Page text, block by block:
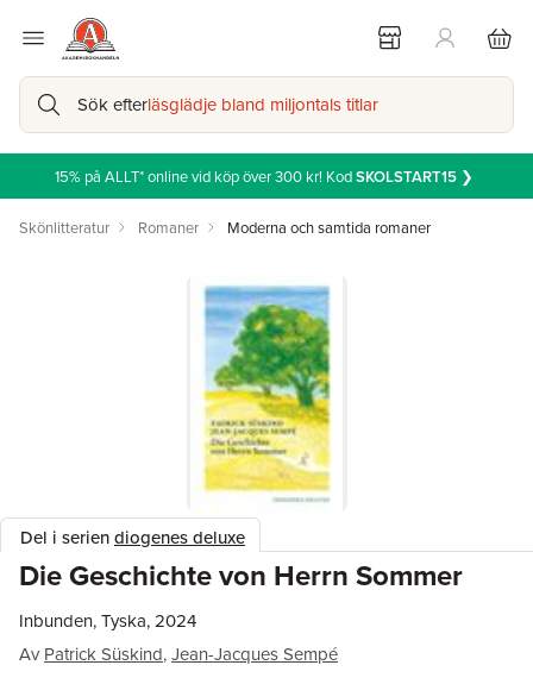
Sök efterläsglädje bland miljontals titlar
15% på ALLT* online vid köp över 300 kr! KodSKOLSTART15 ❯
Skönlitteratur Romaner Moderna och samtida romaner
Del i seriendiogenes deluxe
Die Geschichte von Herrn Sommer
Inbunden, Tyska, 2024
Av Patrick Süskind,Jean-Jacques Sempé